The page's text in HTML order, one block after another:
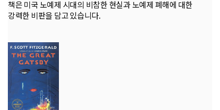
책은 미국 노예제 시대의 비참한 현실과 노예제 폐해에 대한
강력한 비판을 담고 있습니다.